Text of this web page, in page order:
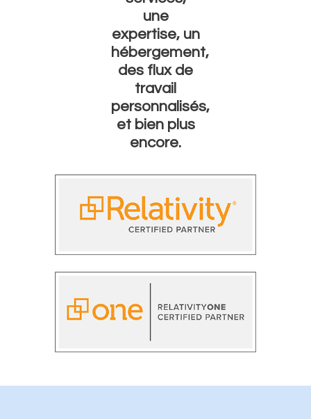
une
expertise, un
hébergement,
des flux de
travail
personnalisés,
et bien plus
encore.